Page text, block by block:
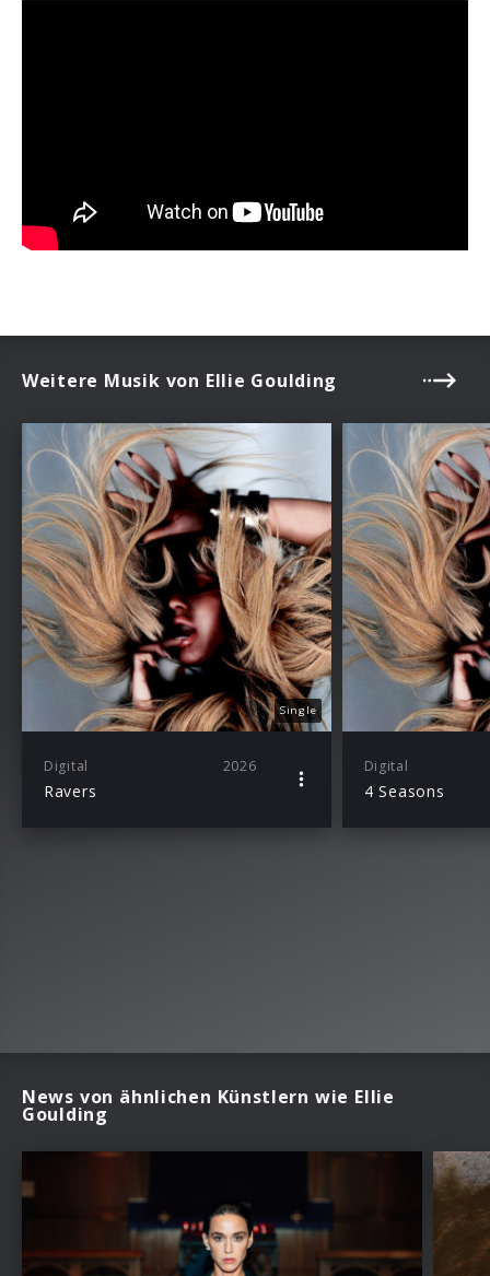
Weitere Musik von Ellie Goulding
Single
Digital 2026
Ravers
Digital
4 Seasons
News von ähnlichen Künstlern wie Ellie
Goulding